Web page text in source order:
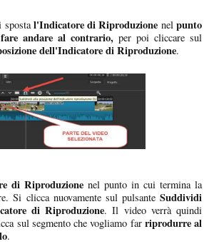
sposta l'Indicatore di Riproduzione nelpunto
andare al contrario, per poi cliccare sul
dell'Indicatore di Riproduzione.
di Riproduzione nel punto in cui termina la
Si clicca nuovamente sul pulsanteSuddividi
di Riproduzione. Il video verrà quindi
sul segmento che vogliamo far riprodurre al
.